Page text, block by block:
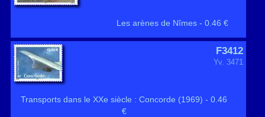
Les arènes de Nîmes - 0.46 €
F3412
Yv. 3471
Transports dans le XXe siècle : Concorde (1969) - 0.46
€